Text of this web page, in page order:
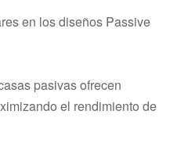
en los diseños Passive
pasivas ofrecen
el rendimiento de